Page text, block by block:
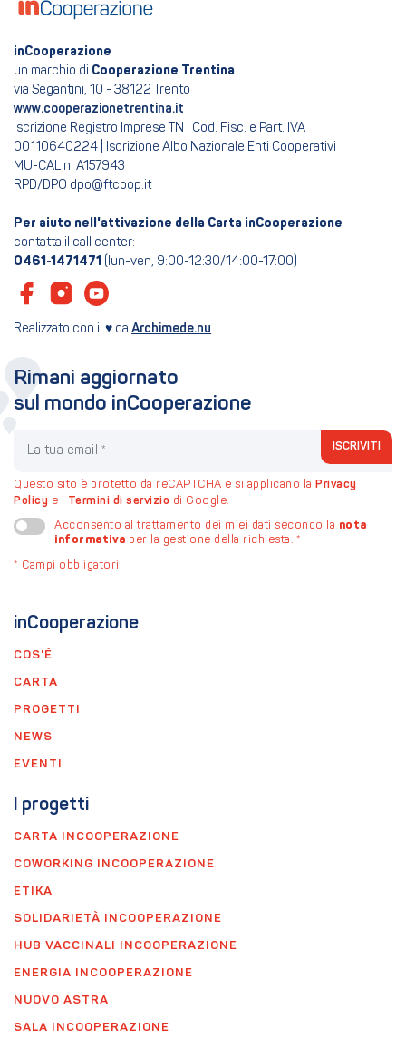
inCooperazione
un marchio di Cooperazione Trentina
via Segantini, 10 - 38122 Trento
www.cooperazionetrentina.it
Iscrizione Registro Imprese TN | Cod. Fisc. e Part. IVA
00110640224 | Iscrizione Albo Nazionale Enti Cooperativi
MU-CAL n. A157943
RPD/DPO dpo@ftcoop.it
Per aiuto nell'attivazione della Carta inCooperazione
contatta il call center:
0461-1471471 (lun-ven, 9:00-12:30/14:00-17:00)
Realizzato con il ♥ da Archimede.nu
inCooperazione
COS'È
CARTA
PROGETTI
NEWS
EVENTI
I progetti
CARTA INCOOPERAZIONE
COWORKING INCOOPERAZIONE
ETIKA
SOLIDARIETÀ INCOOPERAZIONE
HUB VACCINALI INCOOPERAZIONE
ENERGIA INCOOPERAZIONE
NUOVO ASTRA
SALA INCOOPERAZIONE
Rimani aggiornato
sul mondo inCooperazione
ISCRIVITI
Questo sito è protetto da reCAPTCHA e si applicano la Privacy
Policy e i Termini di servizio di Google.
Acconsento al trattamento dei miei dati secondo la nota
informativa per la gestione della richiesta. *
* Campi obbligatori